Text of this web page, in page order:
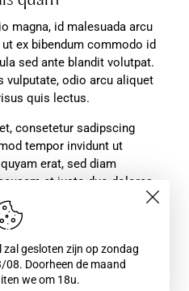
magna, id malesuada arcu
ex bibendum commodo id
sed ante blandit volutpat.
vulputate, odio arcu aliquet
quis lectus.
consetetur sadipscing
tempor invidunt ut
erat, sed diam
et justo duo dolores
gubergren, no sea takimata
sit amet.
zal gesloten zijn op zondag
Doorheen de maand
we om 18u.